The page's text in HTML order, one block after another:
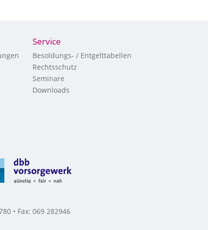
Service
Besoldungs- / Entgelttabellen
Rechtsschutz
Seminare
Downloads
• Fax: 069 282946